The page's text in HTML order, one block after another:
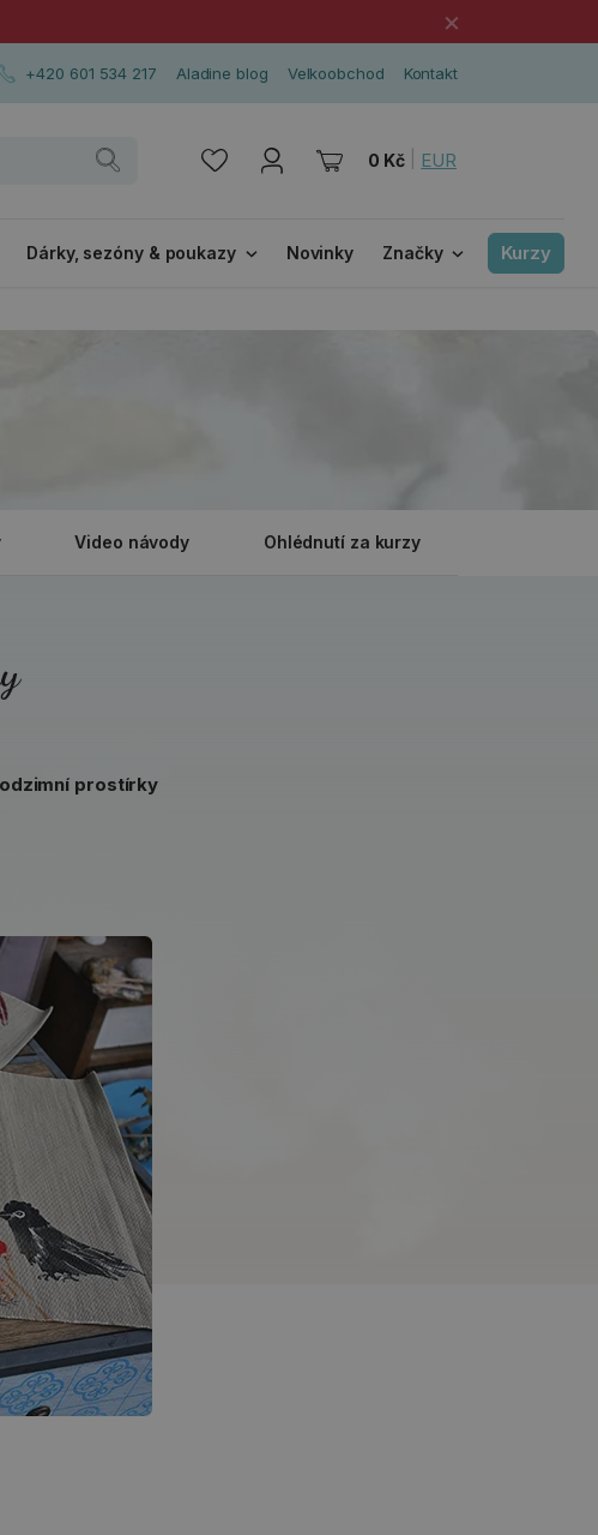
×
+420 601 534 217 Aladine blog Velkoobchod Kontakt
0 Kč EUR
Dárky, sezóny & poukazy Novinky Značky Kurzy
Video návody Ohlédnutí za kurzy
prostírky